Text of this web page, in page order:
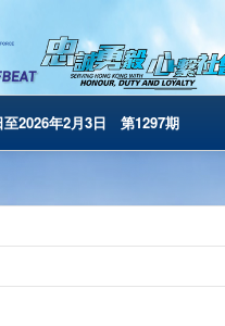
至2026年2月3日 第1297期